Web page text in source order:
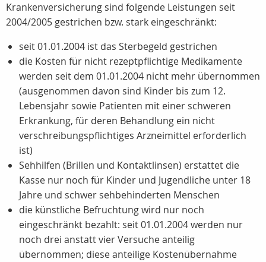
Krankenversicherung sind folgende Leistungen seit
2004/2005 gestrichen bzw. stark eingeschränkt:
seit 01.01.2004 ist das Sterbegeld gestrichen
die Kosten für nicht rezeptpflichtige Medikamente
werden seit dem 01.01.2004 nicht mehr übernommen
(ausgenommen davon sind Kinder bis zum 12.
Lebensjahr sowie Patienten mit einer schweren
Erkrankung, für deren Behandlung ein nicht
verschreibungspflichtiges Arzneimittel erforderlich
ist)
Sehhilfen (Brillen und Kontaktlinsen) erstattet die
Kasse nur noch für Kinder und Jugendliche unter 18
Jahre und schwer sehbehinderten Menschen
die künstliche Befruchtung wird nur noch
eingeschränkt bezahlt: seit 01.01.2004 werden nur
noch drei anstatt vier Versuche anteilig
übernommen; diese anteilige Kostenübernahme